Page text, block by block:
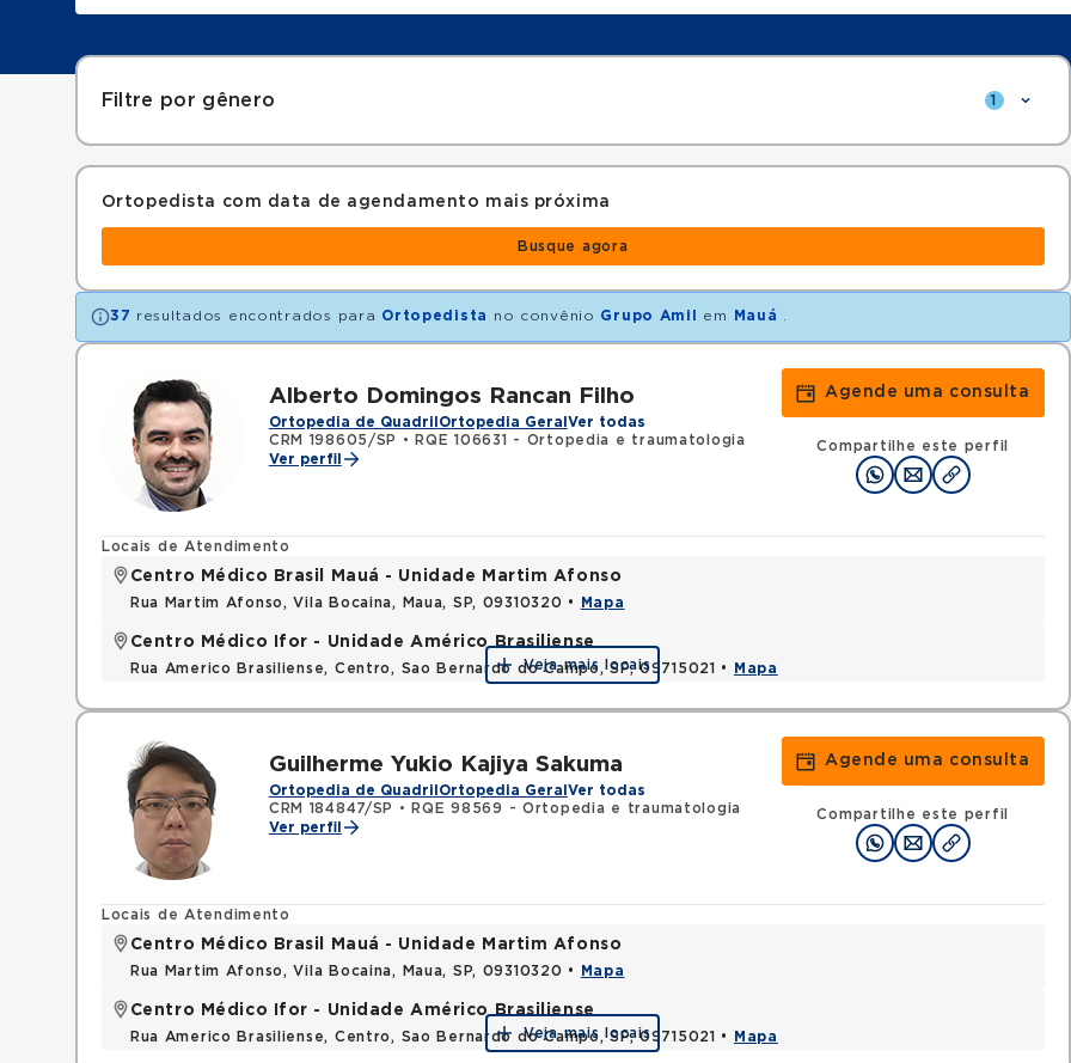
Filtre por gênero 1
Ortopedista com data de agendamento mais próxima
Busque agora
37 resultados encontrados para Ortopedista no convênio Grupo Amil em Mauá
Alberto Domingos Rancan Filho
Ortopedia de Quadril Ortopedia Geral Ver todas
CRM 198605/SP
•
RQE 106631 - Ortopedia e traumatologia
Ver perfil
Agende uma consulta
Compartilhe este perfil
Locais de Atendimento
Centro Médico Brasil Mauá - Unidade Martim Afonso
Rua Martim Afonso, Vila Bocaina, Maua, SP, 09310320 • Mapa
Centro Médico Ifor - Unidade Américo Brasiliense
Rua Americo Brasiliense, Centro, Sao Bernardo do Campo, SP, 09715021 • Mapa
Veja mais locais
Guilherme Yukio Kajiya Sakuma
Ortopedia de Quadril Ortopedia Geral Ver todas
CRM 184847/SP
•
RQE 98569 - Ortopedia e traumatologia
Ver perfil
Agende uma consulta
Compartilhe este perfil
Locais de Atendimento
Centro Médico Brasil Mauá - Unidade Martim Afonso
Rua Martim Afonso, Vila Bocaina, Maua, SP, 09310320 • Mapa
Centro Médico Ifor - Unidade Américo Brasiliense
Rua Americo Brasiliense, Centro, Sao Bernardo do Campo, SP, 09715021 • Mapa
Veja mais locais